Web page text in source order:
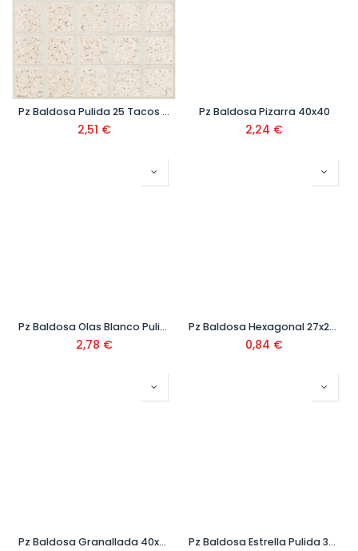
Pz Baldosa Pulida 25 Tacos Blanca 40x40 Ref.511
2,51 €
Pz Baldosa Pizarra 40x40
2,24 €
Pz Baldosa Olas Blanco Pulido 40 x 40 Ref. 409-RCLARO
2,78 €
Pz Baldosa Hexagonal 27x22 Blanca Ref. 9HEX
0,84 €
Pz Baldosa Granallada 40x40x4 Ref. L-40G Pz Baldosa Estrella Pulida 30x30x4 cm